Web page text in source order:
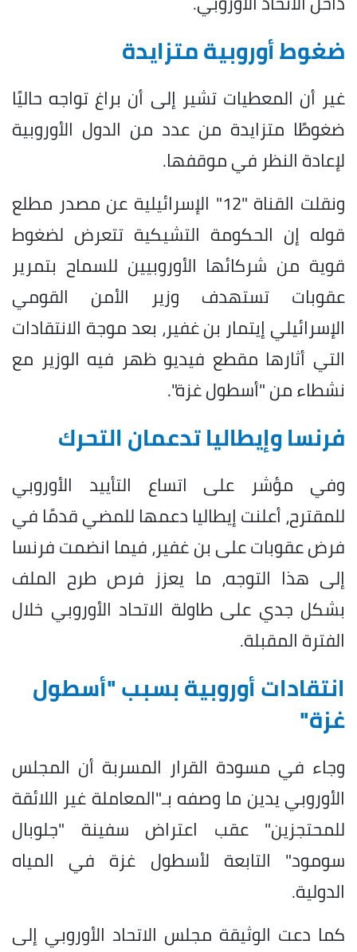
ضغوط أوروبية متزايدة
غير أن المعطيات تشير إلى أن براغ تواجه حاليًا
ضغوطًا متزايدة من عدد من الدول الأوروبية
لإعادة النظر في موقفها.
ونقلت القناة "12" الإسرائيلية عن مصدر مطلع
قوله إن الحكومة التشيكية تتعرض لضغوط
قوية من شركائها الأوروبيين للسماح بتمرير
عقوبات تستهدف وزير الأمن القومي
الإسرائيلي إيتمار بن غفير، بعد موجة الانتقادات
التي أثارها مقطع فيديو ظهر فيه الوزير مع
نشطاء من "أسطول غزة".
فرنسا وإيطاليا تدعمان التحرك
وفي مؤشر على اتساع التأييد الأوروبي
للمقترح، أعلنت إيطاليا دعمها للمضي قدمًا في
فرض عقوبات على بن غفير، فيما انضمت فرنسا
إلى هذا التوجه، ما يعزز فرص طرح الملف
بشكل جدي على طاولة الاتحاد الأوروبي خلال
الفترة المقبلة.
انتقادات أوروبية بسبب "أسطول
غزة"
وجاء في مسودة القرار المسربة أن المجلس
الأوروبي يدين ما وصفه بـ"المعاملة غير اللائقة
للمحتجزين" عقب اعتراض سفينة "جلوبال
سومود" التابعة لأسطول غزة في المياه
الدولية.
كما دعت الوثيقة مجلس الاتحاد الأوروبي إلى